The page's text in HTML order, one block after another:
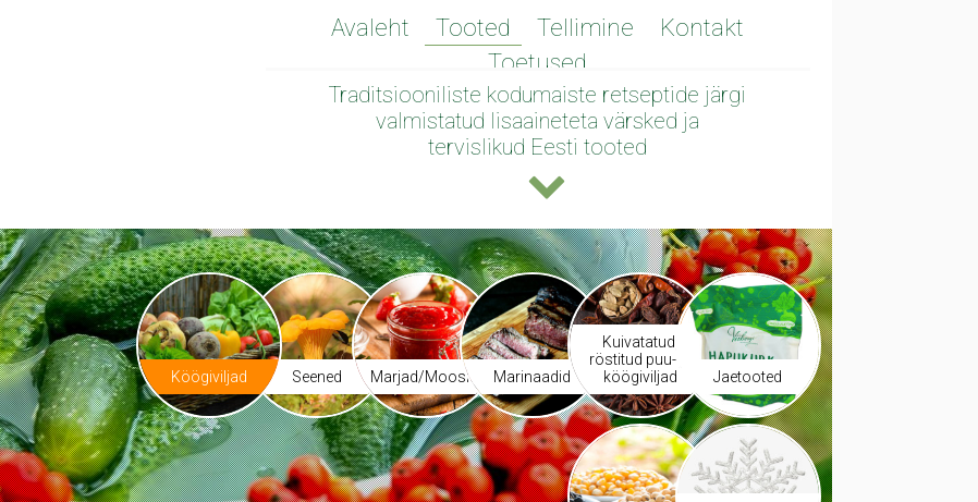
Avaleht Tooted Tellimine
Kontakt
Toetused
Traditsiooniliste kodumaiste retseptide järgi
valmistatud lisaaineteta värsked ja
tervislikud Eesti tooted
Köögiviljad Seened Marjad/Moosid Marinaadid
Kuivatatud,
röstitud puu- ja
köögiviljad
Jaetooted